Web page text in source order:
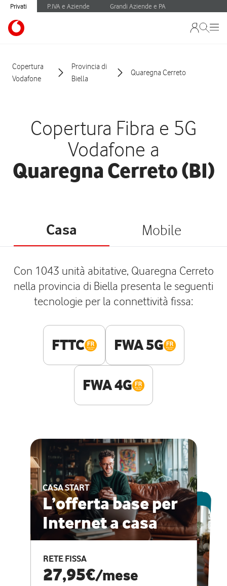
Privati P.IVA e Aziende Grandi Aziende e PA
Copertura
Vodafone
Provincia di
Biella
Quaregna Cerreto
Copertura Fibra e 5G
Vodafone a
Quaregna Cerreto (BI)
Casa Mobile
Con 1043 unità abitative, Quaregna Cerreto
nella provincia di Biella presenta le seguenti
tecnologie per la connettività fissa:
FTTC FWA 5G
FWA 4G
CASA START
L’offerta base per
Internet a casa
RETE FISSA
27,95€/mese
ESCLUSIVA ONLINE
CASA PRO
Internet veloce e
vantaggi speciali